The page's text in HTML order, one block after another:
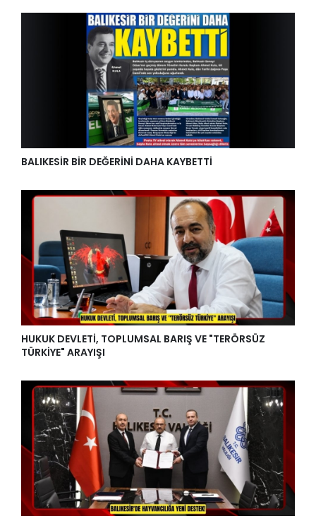
BALIKESİR BİR DEĞERİNİ DAHA KAYBETTİ
HUKUK DEVLETİ, TOPLUMSAL BARIŞ VE "TERÖRSÜZ
TÜRKİYE" ARAYIŞI